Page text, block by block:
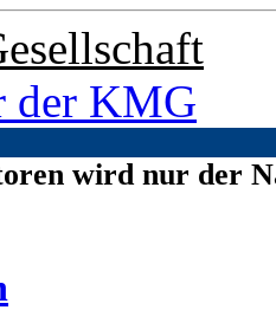
der KMG
wird nur der